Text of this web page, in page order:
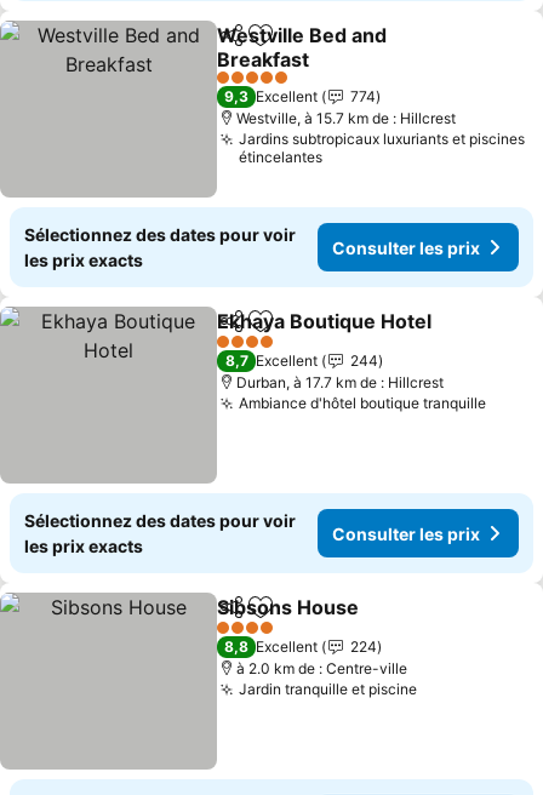
PartagerAjouter à mes favoris
Westville Bed and
Breakfast
Consulter les prix
5 Étoiles
9,3 Excellent
774
Westville, à 15.7 km de : Hillcrest
Jardins subtropicaux luxuriants et piscines
étincelantes
Sélectionnez des dates pour voir
les prix exacts
Consulter les prix
PartagerAjouter à mes favoris
Ekhaya Boutique Hotel
4 Étoiles
8,7 Excellent
244
Durban, à 17.7 km de : Hillcrest
Ambiance d'hôtel boutique tranquille
Sélectionnez des dates pour voir
les prix exacts
Consulter les prix
PartagerAjouter à mes favoris
Sibsons House
4 Étoiles
8,8 Excellent
224
à 2.0 km de : Centre-ville
Jardin tranquille et piscineConsulter les